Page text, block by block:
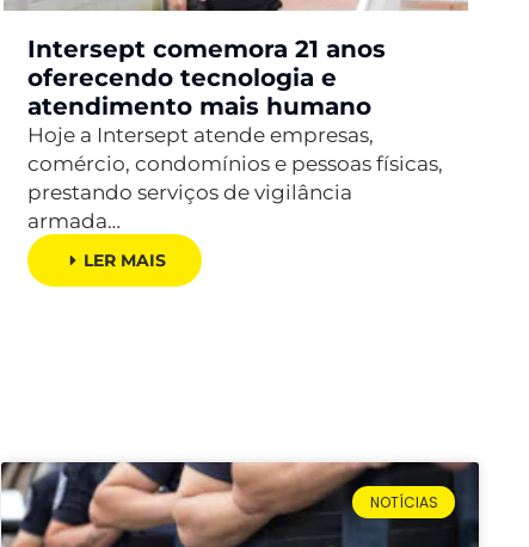
Intersept comemora 21 anos
oferecendo tecnologia e
atendimento mais humano
Hoje a Intersept atende empresas,
comércio, condomínios e pessoas físicas,
prestando serviços de vigilância
armada…
LER MAIS
NOTÍCIAS